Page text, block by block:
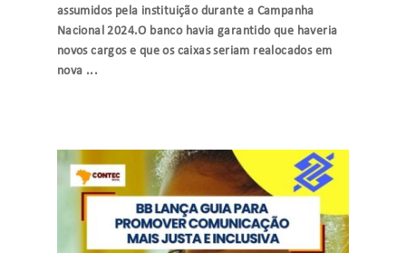
assumidos pela instituição durante a Campanha
Nacional 2024.O banco havia garantido que haveria
novos cargos e que os caixas seriam realocados em
nova ...